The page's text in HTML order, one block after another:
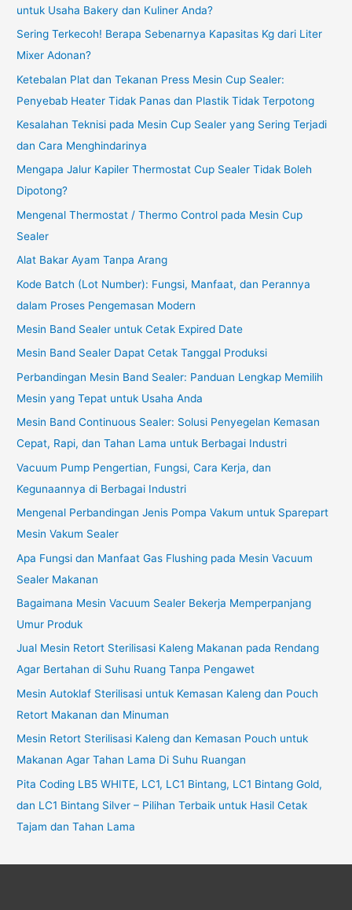
untuk Usaha Bakery dan Kuliner Anda?
Sering Terkecoh! Berapa Sebenarnya Kapasitas Kg dari Liter
Mixer Adonan?
Ketebalan Plat dan Tekanan Press Mesin Cup Sealer:
Penyebab Heater Tidak Panas dan Plastik Tidak Terpotong
Kesalahan Teknisi pada Mesin Cup Sealer yang Sering Terjadi
dan Cara Menghindarinya
Mengapa Jalur Kapiler Thermostat Cup Sealer Tidak Boleh
Dipotong?
Mengenal Thermostat / Thermo Control pada Mesin Cup
Sealer
Alat Bakar Ayam Tanpa Arang
Kode Batch (Lot Number): Fungsi, Manfaat, dan Perannya
dalam Proses Pengemasan Modern
Mesin Band Sealer untuk Cetak Expired Date
Mesin Band Sealer Dapat Cetak Tanggal Produksi
Perbandingan Mesin Band Sealer: Panduan Lengkap Memilih
Mesin yang Tepat untuk Usaha Anda
Mesin Band Continuous Sealer: Solusi Penyegelan Kemasan
Cepat, Rapi, dan Tahan Lama untuk Berbagai Industri
Vacuum Pump Pengertian, Fungsi, Cara Kerja, dan
Kegunaannya di Berbagai Industri
Mengenal Perbandingan Jenis Pompa Vakum untuk Sparepart
Mesin Vakum Sealer
Apa Fungsi dan Manfaat Gas Flushing pada Mesin Vacuum
Sealer Makanan
Bagaimana Mesin Vacuum Sealer Bekerja Memperpanjang
Umur Produk
Jual Mesin Retort Sterilisasi Kaleng Makanan pada Rendang
Agar Bertahan di Suhu Ruang Tanpa Pengawet
Mesin Autoklaf Sterilisasi untuk Kemasan Kaleng dan Pouch
Retort Makanan dan Minuman
Mesin Retort Sterilisasi Kaleng dan Kemasan Pouch untuk
Makanan Agar Tahan Lama Di Suhu Ruangan
Pita Coding LB5 WHITE, LC1, LC1 Bintang, LC1 Bintang Gold,
dan LC1 Bintang Silver – Pilihan Terbaik untuk Hasil Cetak
Tajam dan Tahan Lama